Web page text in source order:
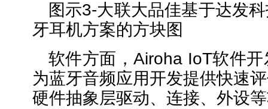
图示3-大联大品佳基于达发
牙耳机方案的方块图
软件方面，Airoha IoT软件
为蓝牙音频应用开发提供快速
硬件抽象层驱动、连接、外设